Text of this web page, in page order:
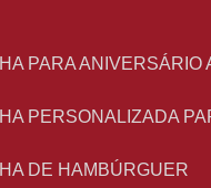
PARA ANIVERSÁRIO
PERSONALIZADA
DE HAMBÚRGUER